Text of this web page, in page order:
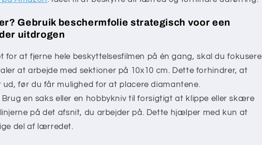
Gebruik beschermfolie strategisch voor een
uitdrogen
for at fjerne hele beskyttelsesfilmen på én gang, skal du fokusere
at arbejde med sektioner på 10x10 cm. Dette forhindrer, at
ud, før du får mulighed for at placere diamantene.
Brug en saks eller en hobbykniv til forsigtigt at klippe eller skære
på det afsnit, du arbejder på. Dette hjælper med kun at
del af lærredet.